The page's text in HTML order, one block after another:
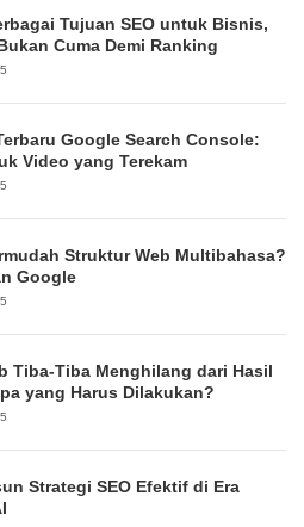
Tujuan SEO untuk Bisnis,
Cuma Demi Ranking
Google Search Console:
Video yang Terekam
Struktur Web Multibahasa?
Google
Tiba-Tiba Menghilang dari Hasil
yang Harus Dilakukan?
Strategi SEO Efektif di Era